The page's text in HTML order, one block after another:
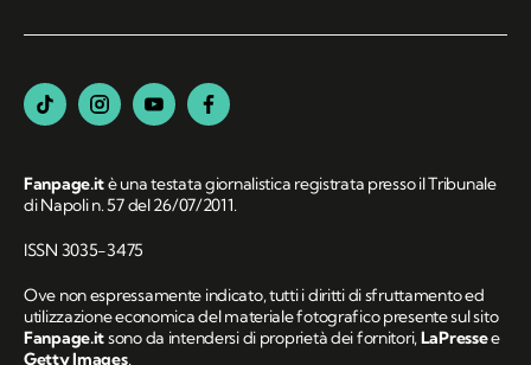
Fanpage.itè una testata giornalistica registrata presso il Tribunale
di Napoli n. 57 del 26/07/2011.
ISSN 3035-3475
Ove non espressamente indicato, tutti i diritti di sfruttamento ed
utilizzazione economica del materiale fotografico presente sul sito
Fanpage.itsono da intendersi di proprietà dei fornitori,LaPressee
Getty Images.